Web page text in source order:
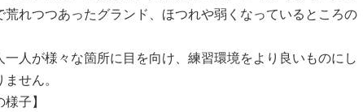
荒れつつあったグランド、ほつれや弱くなっているところの
人が様々な箇所に目を向け、練習環境をより良いものにし
せん。
子】